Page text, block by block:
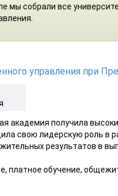
мы собрали все
управления при
академия получила
свою лидерскую роль в
результатов в
платное обучение,